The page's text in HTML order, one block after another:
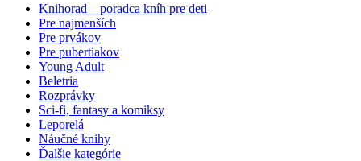
Knihorad – poradca kníh pre deti
Pre najmenších
Pre prvákov
Pre pubertiakov
Young Adult
Beletria
Rozprávky
Sci-fi, fantasy a komiksy
Leporelá
Náučné knihy
Ďalšie kategórie